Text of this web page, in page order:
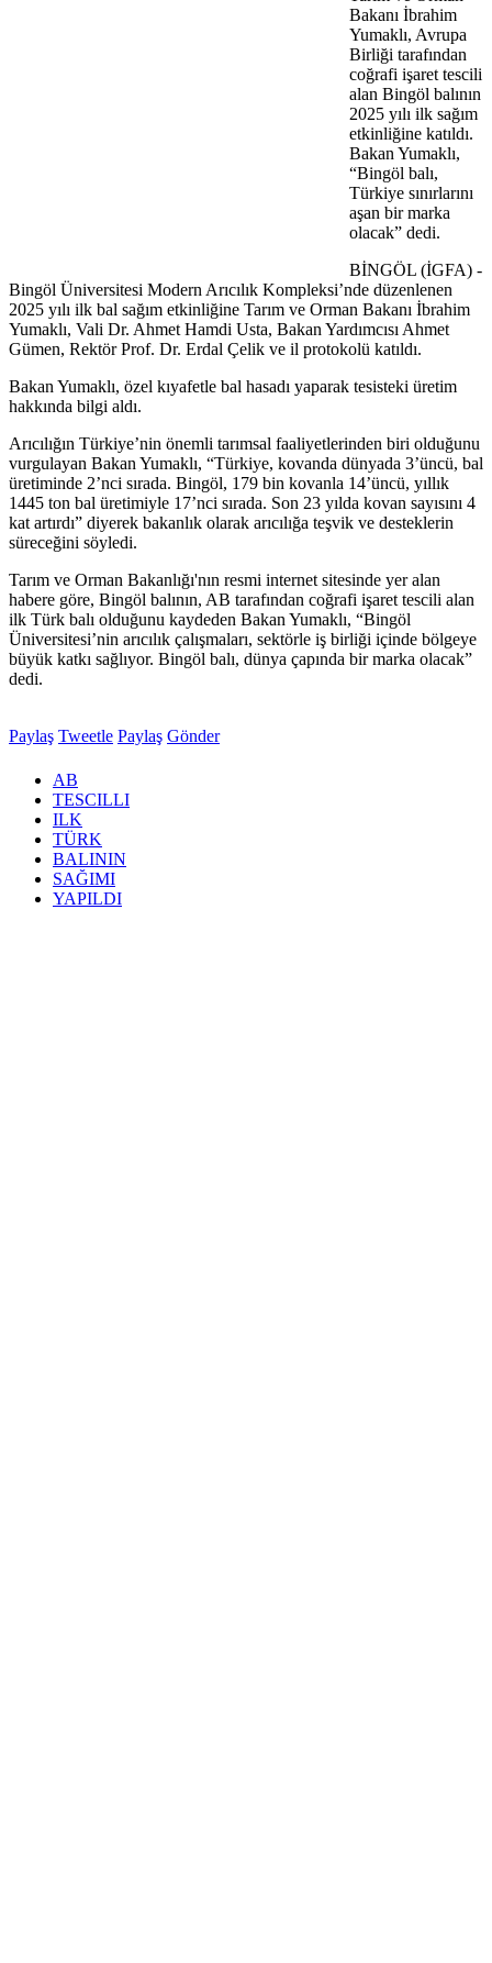
Bakanı İbrahim
Yumaklı, Avrupa
Birliği tarafından
coğrafi işaret tescili
alan Bingöl balının
2025 yılı ilk sağım
etkinliğine katıldı.
Bakan Yumaklı,
“Bingöl balı,
Türkiye sınırlarını
aşan bir marka
olacak” dedi.
BİNGÖL (İGFA) -
Bingöl Üniversitesi Modern Arıcılık Kompleksi’nde düzenlenen
2025 yılı ilk bal sağım etkinliğine Tarım ve Orman Bakanı İbrahim
Yumaklı, Vali Dr. Ahmet Hamdi Usta, Bakan Yardımcısı Ahmet
Gümen, Rektör Prof. Dr. Erdal Çelik ve il protokolü katıldı.
Bakan Yumaklı, özel kıyafetle bal hasadı yaparak tesisteki üretim
hakkında bilgi aldı.
Arıcılığın Türkiye’nin önemli tarımsal faaliyetlerinden biri olduğunu
vurgulayan Bakan Yumaklı, “Türkiye, kovanda dünyada 3’üncü, bal
üretiminde 2’nci sırada. Bingöl, 179 bin kovanla 14’üncü, yıllık
1445 ton bal üretimiyle 17’nci sırada. Son 23 yılda kovan sayısını 4
kat artırdı” diyerek bakanlık olarak arıcılığa teşvik ve desteklerin
süreceğini söyledi.
Tarım ve Orman Bakanlığı'nın resmi internet sitesinde yer alan
habere göre, Bingöl balının, AB tarafından coğrafi işaret tescili alan
ilk Türk balı olduğunu kaydeden Bakan Yumaklı, “Bingöl
Üniversitesi’nin arıcılık çalışmaları, sektörle iş birliği içinde bölgeye
büyük katkı sağlıyor. Bingöl balı, dünya çapında bir marka olacak”
dedi.
Paylaş Tweetle Paylaş Gönder
AB
TESCILLI
ILK
TÜRK
BALININ
SAĞIMI
YAPILDI